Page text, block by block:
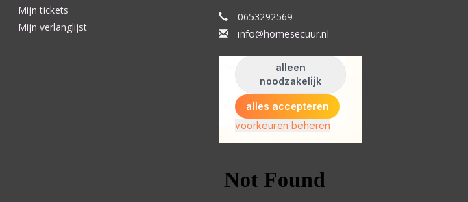
Mijn tickets
Mijn verlanglijst
0653292569
info@homesecuur.nl